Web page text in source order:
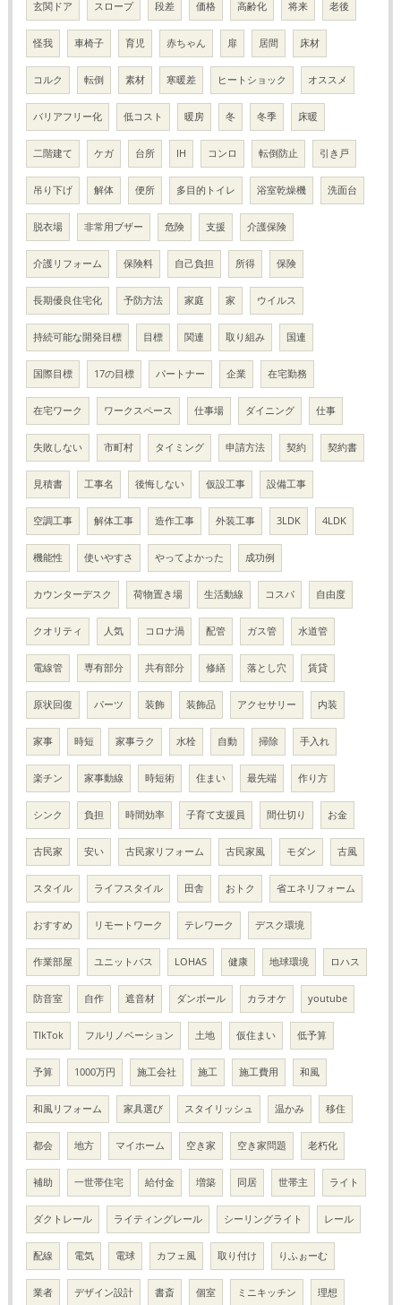
玄関ドア スロープ 段差 価格 高齢化 将来 老後
怪我 車椅子 育児 赤ちゃん 扉 居間 床材
コルク 転倒 素材 寒暖差 ヒートショック オススメ
バリアフリー化 低コスト 暖房 冬 冬季 床暖
二階建て ケガ 台所 IH コンロ 転倒防止 引き戸
吊り下げ 解体 便所 多目的トイレ 浴室乾燥機 洗面台
脱衣場 非常用ブザー 危険 支援 介護保険
介護リフォーム 保険料 自己負担 所得 保険
長期優良住宅化 予防方法 家庭 家 ウイルス
持続可能な開発目標 目標 関連 取り組み 国連
国際目標 17の目標 パートナー 企業 在宅勤務
在宅ワーク ワークスペース 仕事場 ダイニング 仕事
失敗しない 市町村 タイミング 申請方法 契約 契約書
見積書 工事名 後悔しない 仮設工事 設備工事
空調工事 解体工事 造作工事 外装工事 3LDK 4LDK
機能性 使いやすさ やってよかった 成功例
カウンターデスク 荷物置き場 生活動線 コスパ 自由度
クオリティ 人気 コロナ渦 配管 ガス管 水道管
電線管 専有部分 共有部分 修繕 落とし穴 賃貸
原状回復 パーツ 装飾 装飾品 アクセサリー 内装
家事 時短 家事ラク 水栓 自動 掃除 手入れ
楽チン 家事動線 時短術 住まい 最先端 作り方
シンク 負担 時間効率 子育て支援員 間仕切り お金
古民家 安い 古民家リフォーム 古民家風 モダン 古風
スタイル ライフスタイル 田舎 おトク 省エネリフォーム
おすすめ リモートワーク テレワーク デスク環境
作業部屋 ユニットバス LOHAS 健康 地球環境 ロハス
防音室 自作 遮音材 ダンボール カラオケ youtube
TIkTok フルリノベーション 土地 仮住まい 低予算
予算 1000万円 施工会社 施工 施工費用 和風
和風リフォーム 家具選び スタイリッシュ 温かみ 移住
都会 地方 マイホーム 空き家 空き家問題 老朽化
補助 一世帯住宅 給付金 増築 同居 世帯主 ライト
ダクトレール ライティングレール シーリングライト レール
配線 電気 電球 カフェ風 取り付け りふぉーむ
業者 デザイン設計 書斎 個室 ミニキッチン 理想